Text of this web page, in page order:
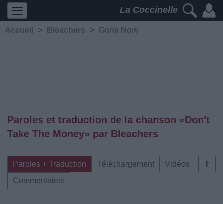
La Coccinelle
Accueil > Bleachers > Gone Now
Paroles et traduction de la chanson «Don't
Take The Money» par Bleachers
⇑
Paroles + Traduction Téléchargement
Vidéos
Commentaires